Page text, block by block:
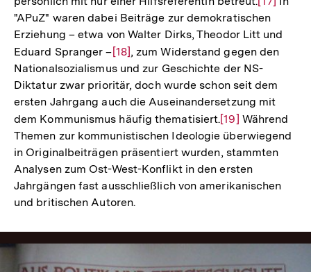
Auflösung
der
Fußnote
"APuZ" waren dabei Beiträge zur demokratischen
Erziehung – etwa von Walter Dirks, Theodor Litt und
Eduard Spranger –Zur
Auflösung
der
Fußnote
[18], zum Widerstand gegen den
Nationalsozialismus und zur Geschichte der NS-
Diktatur zwar prioritär, doch wurde schon seit dem
ersten Jahrgang auch die Auseinandersetzung mit
dem Kommunismus häufig thematisiert.Zur
Auflösung
der
Fußnote
[19] Während
Themen zur kommunistischen Ideologie überwiegend
in Originalbeiträgen präsentiert wurden, stammten
Analysen zum Ost-West-Konflikt in den ersten
Jahrgängen fast ausschließlich von amerikanischen
und britischen Autoren.